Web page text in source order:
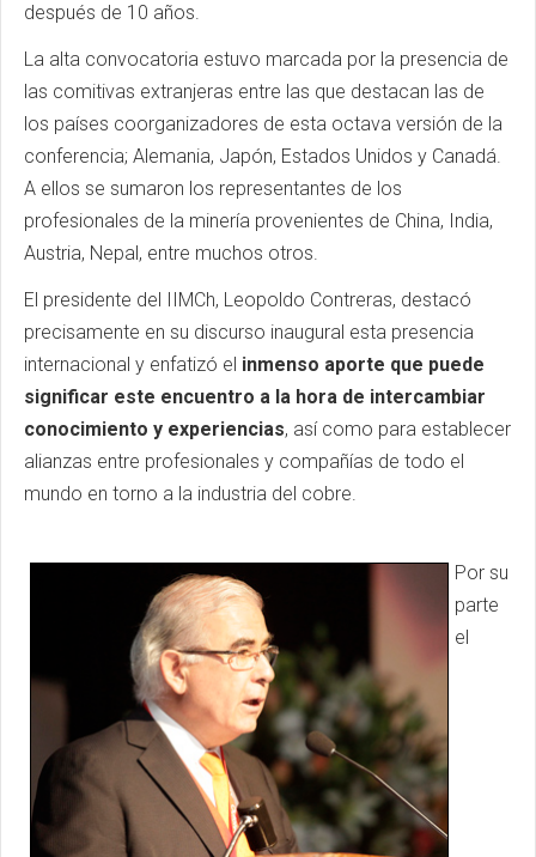
después de 10 años.
La alta convocatoria estuvo marcada por la presencia de
las comitivas extranjeras entre las que destacan las de
los países coorganizadores de esta octava versión de la
conferencia; Alemania, Japón, Estados Unidos y Canadá.
A ellos se sumaron los representantes de los
profesionales de la minería provenientes de China, India,
Austria, Nepal, entre muchos otros.
El presidente del IIMCh, Leopoldo Contreras, destacó
precisamente en su discurso inaugural esta presencia
internacional y enfatizó el inmenso aporte que puede
significar este encuentro a la hora de intercambiar
conocimiento y experiencias, así como para establecer
alianzas entre profesionales y compañías de todo el
mundo en torno a la industria del cobre.
Por su
parte
el